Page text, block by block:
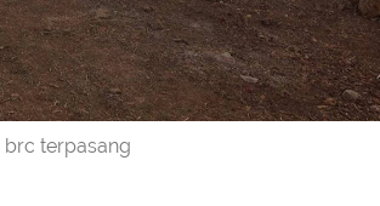
brc terpasang